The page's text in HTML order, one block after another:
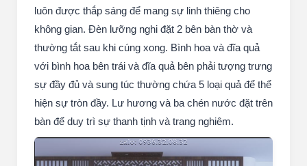
luôn được thắp sáng để mang sự linh thiêng cho
không gian. Đèn lưỡng nghi đặt 2 bên bàn thờ và
thường tắt sau khi cúng xong. Bình hoa và đĩa quả
với bình hoa bên trái và đĩa quả bên phải tượng trưng
sự đầy đủ và sung túc thường chứa 5 loại quả để thể
hiện sự tròn đầy. Lư hương và ba chén nước đặt trên
bàn để duy trì sự thanh tịnh và trang nghiêm.